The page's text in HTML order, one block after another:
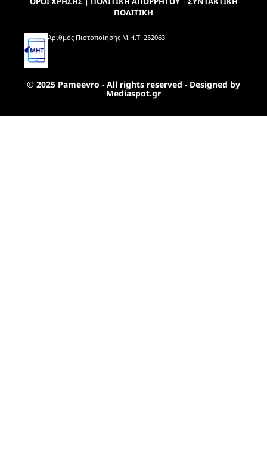
ΠΟΛΙΤΙΚΗ
Αριθμός Πιστοποίησης Μ.Η.Τ. 252063
© 2025 Pameevro - All rights reserved - Designed by
Mediaspot.gr